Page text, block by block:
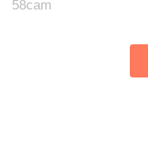
58cam